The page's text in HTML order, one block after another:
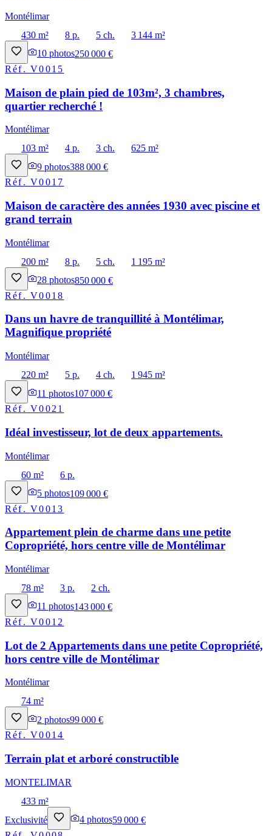
Montélimar
430 m²
8 p. 5 ch.
3 144 m²
10 photos250 000 €
Réf.V0015
Maison de plain pied de 103m², 3 chambres,
quartier recherché !
Montélimar
103 m²
4 p. 3 ch.
625 m²
9 photos388 000 €
Réf.V0017
Maison de caractère des années 1930 avec piscine et
grand terrain
Montélimar
200 m²
8 p. 5 ch.
1 195 m²
28 photos850 000 €
Réf.V0018
Dans un havre de tranquillité à Montélimar,
Magnifique propriété
Montélimar
220 m²
5 p. 4 ch.
1 945 m²
11 photos107 000 €
Réf.V0021
Idéal investisseur, lot de deux appartements.
Montélimar
60 m²
6 p.
5 photos109 000 €
Réf.V0013
Appartement plein de charme dans une petite
Copropriété, hors centre ville de Montélimar
Montélimar
78 m²
3 p.
2 ch.
11 photos143 000 €
Réf.V0012
Lot de 2 Appartements dans une petite Copropriété,
hors centre ville de Montélimar
Montélimar
74 m²
2 photos99 000 €
Réf.V0014
Terrain plat et arboré constructible
MONTELIMAR
433 m²
Exclusivité
4 photos59 000 €